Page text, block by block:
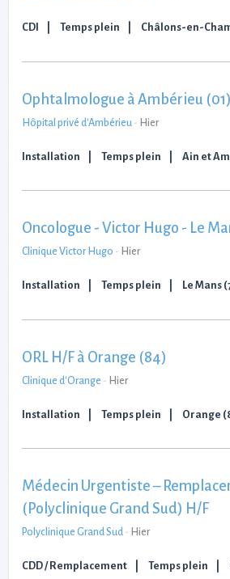
CDI Temps plein Châlons-en-
Ophtalmologue à Ambérieu
Hôpital privé d'Ambérieu - Hier
Installation Temps plein Ain et
Oncologue - Victor Hugo - Le
Clinique Victor Hugo - Hier
Installation Temps plein Le Mans
ORL H/F à Orange (84)
Clinique d'Orange - Hier
Installation Temps plein Orange
Médecin Urgentiste –
(Polyclinique Grand Sud) H/F
Polyclinique Grand Sud - Hier
CDD / Remplacement Temps plein